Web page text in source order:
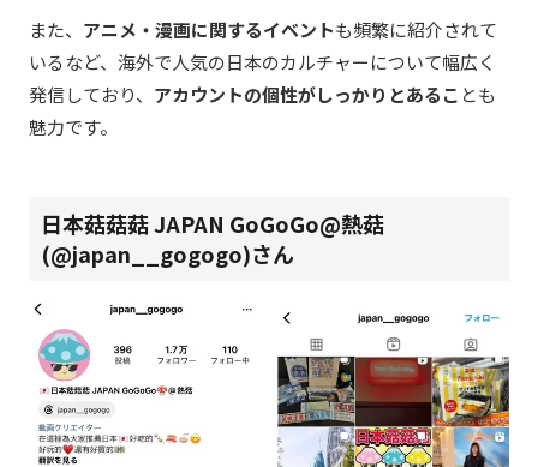
また、 アニメ・漫画に関するイベントも頻繁に紹介されて
いるなど、海外で人気の日本のカルチャーについて幅広く
発信しており、 アカウントの個性がしっかりとあるこ とも
魅力です。
日本菇菇菇 JAPAN GoGoGo@熱菇
(@japan__gogogo)さん